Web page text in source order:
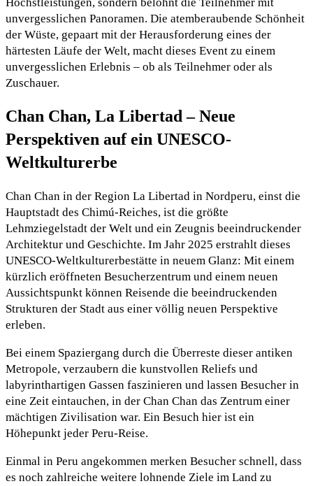
unvergesslichen Panoramen. Die atemberaubende Schönheit
der Wüste, gepaart mit der Herausforderung eines der
härtesten Läufe der Welt, macht dieses Event zu einem
unvergesslichen Erlebnis – ob als Teilnehmer oder als
Zuschauer.
Chan Chan, La Libertad – Neue
Perspektiven auf ein UNESCO-
Weltkulturerbe
Chan Chan in der Region La Libertad in Nordperu, einst die
Hauptstadt des Chimú-Reiches, ist die größte
Lehmziegelstadt der Welt und ein Zeugnis beeindruckender
Architektur und Geschichte. Im Jahr 2025 erstrahlt dieses
UNESCO-Weltkulturerbestätte in neuem Glanz: Mit einem
kürzlich eröffneten Besucherzentrum und einem neuen
Aussichtspunkt können Reisende die beeindruckenden
Strukturen der Stadt aus einer völlig neuen Perspektive
erleben.
Bei einem Spaziergang durch die Überreste dieser antiken
Metropole, verzaubern die kunstvollen Reliefs und
labyrinthartigen Gassen faszinieren und lassen Besucher in
eine Zeit eintauchen, in der Chan Chan das Zentrum einer
mächtigen Zivilisation war. Ein Besuch hier ist ein
Höhepunkt jeder Peru-Reise.
Einmal in Peru angekommen merken Besucher schnell, dass
es noch zahlreiche weitere lohnende Ziele im Land zu